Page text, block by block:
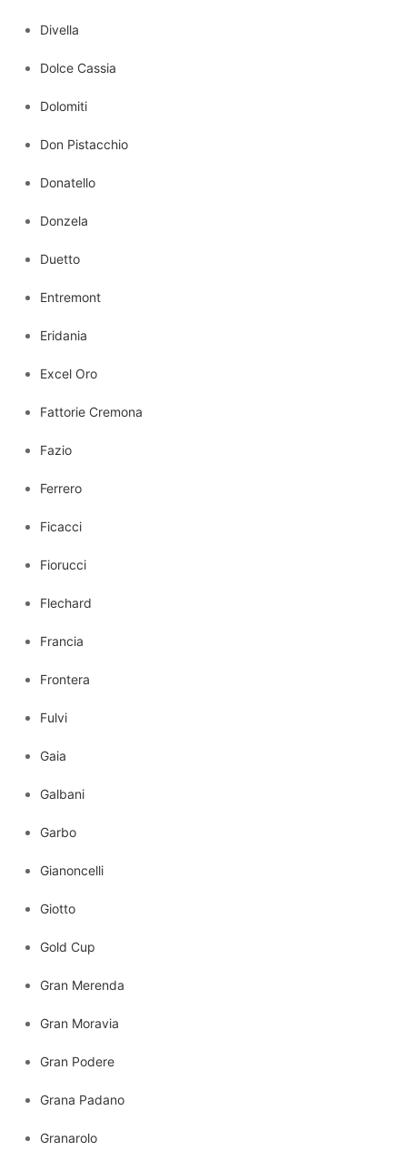
Divella
Dolce Cassia
Dolomiti
Don Pistacchio
Donatello
Donzela
Duetto
Entremont
Eridania
Excel Oro
Fattorie Cremona
Fazio
Ferrero
Ficacci
Fiorucci
Flechard
Francia
Frontera
Fulvi
Gaia
Galbani
Garbo
Gianoncelli
Giotto
Gold Cup
Gran Merenda
Gran Moravia
Gran Podere
Grana Padano
Granarolo